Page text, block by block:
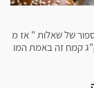
של שאלות " אז מ
עם כל הבצק הזה אחרי הפרשת החלה ?" 2 ק"ג קמח זה באמת המו